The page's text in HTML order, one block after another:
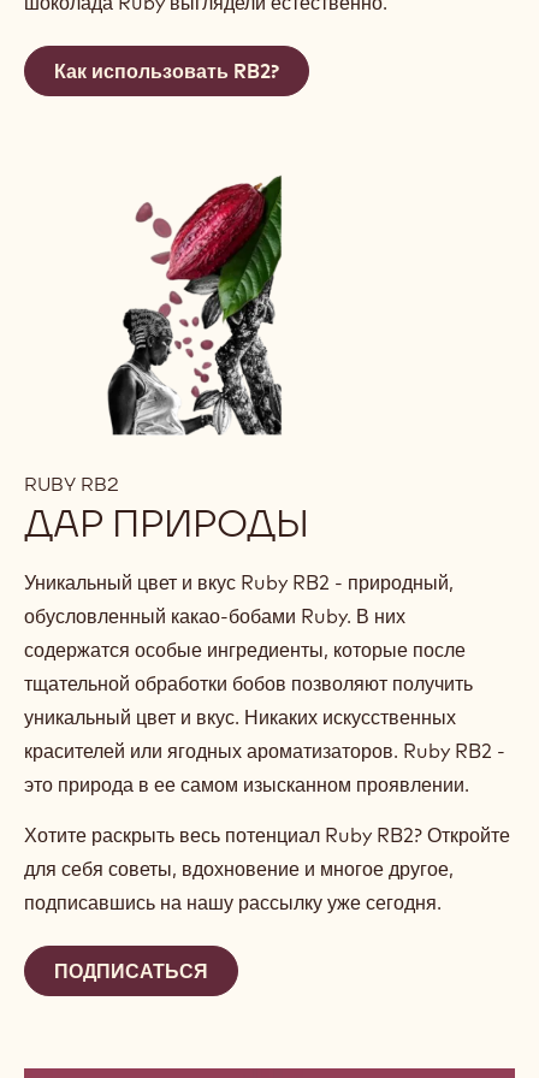
Как использовать RB2?
RUBY RB2
ДАР ПРИРОДЫ
Уникальный цвет и вкус Ruby RB2 - природный,
обусловленный какао-бобами Ruby. В них
содержатся особые ингредиенты, которые после
тщательной обработки бобов позволяют получить
уникальный цвет и вкус. Никаких искусственных
красителей или ягодных ароматизаторов. Ruby RB2 -
это природа в ее самом изысканном проявлении.
Хотите раскрыть весь потенциал Ruby RB2? Откройте
для себя советы, вдохновение и многое другое,
подписавшись на нашу рассылку уже сегодня.
ПОДПИСАТЬСЯ